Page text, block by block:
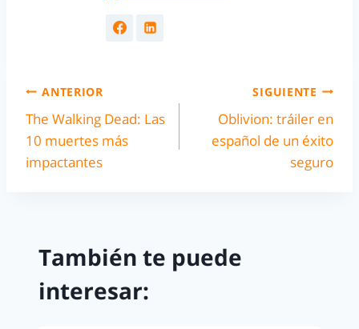
ANTERIOR
The Walking Dead: Las
10 muertes más
impactantes
SIGUIENTE
Oblivion: tráiler en
español de un éxito
seguro
También te puede
interesar: